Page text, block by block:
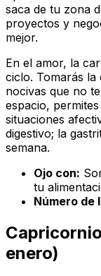
saca de tu zona
proyectos y
mejor.
En el amor, la
ciclo. Tomarás la
nocivas que no
espacio,
situaciones
digestivo; la
semana.
Ojo con:
tu
Número de
enero)